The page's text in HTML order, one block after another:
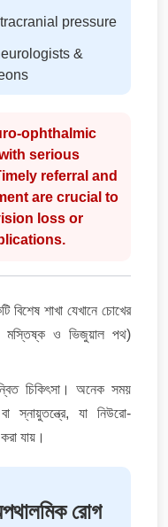
pressure
&
ophthalmic
serious
referral and
are crucial to
loss or
বিশেষ শাখা যেখানে চোখের
মস্তিষ্ক ও ভিজুয়াল পথ)
চিকিৎসা। অনেক সময়
স্নায়ুতন্ত্রে, যা নিউরো-
যায়।
রোগ